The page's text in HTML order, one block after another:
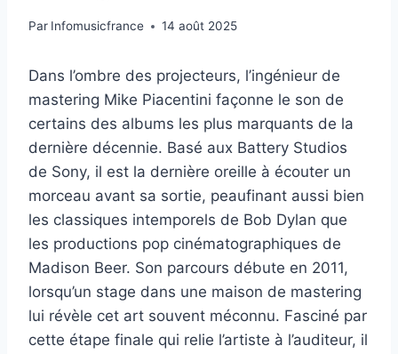
Par Infomusicfrance 14 août 2025
Dans l’ombre des projecteurs, l’ingénieur de
mastering Mike Piacentini façonne le son de
certains des albums les plus marquants de la
dernière décennie. Basé aux Battery Studios
de Sony, il est la dernière oreille à écouter un
morceau avant sa sortie, peaufinant aussi bien
les classiques intemporels de Bob Dylan que
les productions pop cinématographiques de
Madison Beer. Son parcours débute en 2011,
lorsqu’un stage dans une maison de mastering
lui révèle cet art souvent méconnu. Fasciné par
cette étape finale qui relie l’artiste à l’auditeur, il